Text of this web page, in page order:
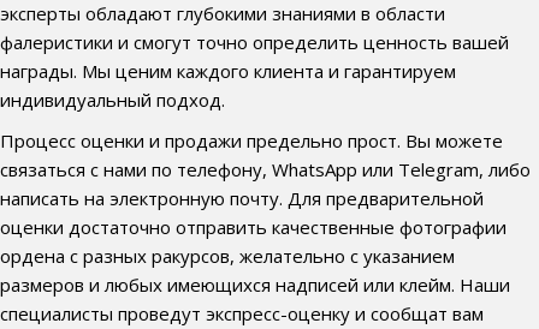
эксперты обладают глубокими знаниями в области
фалеристики и смогут точно определить ценность вашей
награды. Мы ценим каждого клиента и гарантируем
индивидуальный подход.
Процесс оценки и продажи предельно прост. Вы можете
связаться с нами по телефону, WhatsApp или Telegram, либо
написать на электронную почту. Для предварительной
оценки достаточно отправить качественные фотографии
ордена с разных ракурсов, желательно с указанием
размеров и любых имеющихся надписей или клейм. Наши
специалисты проведут экспресс-оценку и сообщат вам